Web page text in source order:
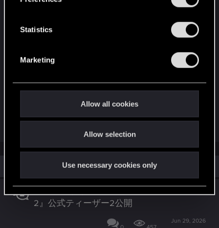
Statistics
Marketing
Allow all cookies
Allow selection
Use necessary cookies only
『ウィッチャー3 ワイルドハント』発売10周年を
記念して開催されるThe Witcher in Concert で
は、オープンワールドRPG『ウィッチャー3 ワイ
蘇ります。ゲームと拡張パックからの選りすぐ
りの楽曲が、最先端のビジュアルとゲームプレ
イ、そして特別ゲストとして、本作サウンドト
貢献で知られるPercivalを迎えて演奏予定です。
Last edited:Jan 21, 2025
Similar threads
2』公式ティーザー2公開
Jun 29, 2026